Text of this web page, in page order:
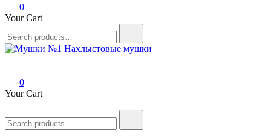
0
Your Cart
for:
0
Your Cart
for: